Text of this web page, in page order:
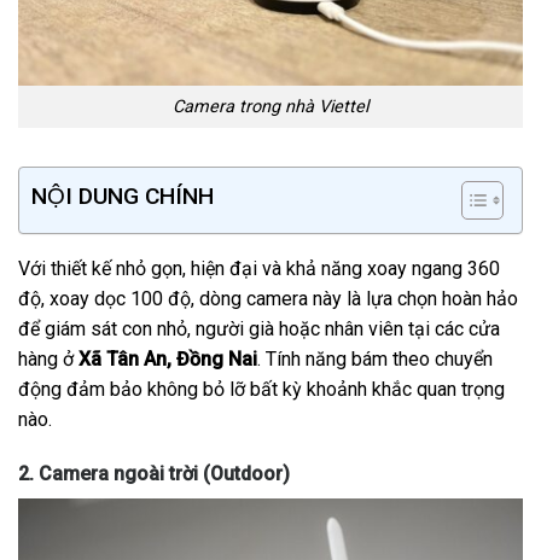
Camera trong nhà Viettel
NỘI DUNG CHÍNH
Với thiết kế nhỏ gọn, hiện đại và khả năng xoay ngang 360
độ, xoay dọc 100 độ, dòng camera này là lựa chọn hoàn hảo
để giám sát con nhỏ, người già hoặc nhân viên tại các cửa
hàng ởXã Tân An, Đồng Nai. Tính năng bám theo chuyển
động đảm bảo không bỏ lỡ bất kỳ khoảnh khắc quan trọng
nào.
2. Camera ngoài trời (Outdoor)